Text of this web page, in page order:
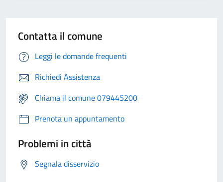
Contatta il comune
Leggi le domande frequenti
Richiedi Assistenza
Chiama il comune 079445200
Prenota un appuntamento
Problemi in città
Segnala disservizio